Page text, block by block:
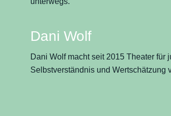
Dani Wolf
Dani Wolf macht seit 2015 Theater für
Selbstverständnis und Wertschätzung